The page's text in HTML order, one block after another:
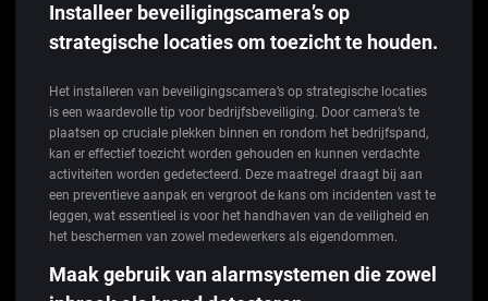
Installeer beveiligingscamera’s op
strategische locaties om toezicht te houden.
Het installeren van beveiligingscamera’s op strategische locaties
is een waardevolle tip voor bedrijfsbeveiliging. Door camera’s te
plaatsen op cruciale plekken binnen en rondom het bedrijfspand,
kan er effectief toezicht worden gehouden en kunnen verdachte
activiteiten worden gedetecteerd. Deze maatregel draagt bij aan
een preventieve aanpak en vergroot de kans om incidenten vast te
leggen, wat essentieel is voor het handhaven van de veiligheid en
het beschermen van zowel medewerkers als eigendommen.
Maak gebruik van alarmsystemen die zowel